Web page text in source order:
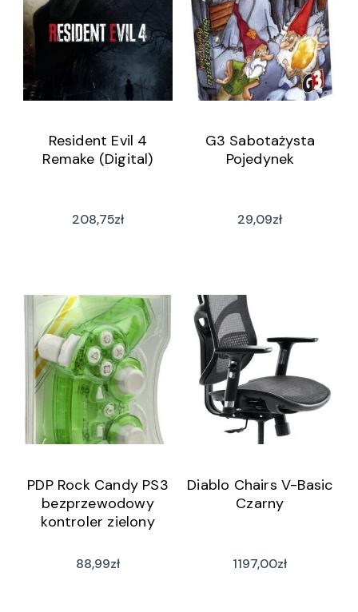
Resident Evil 4
Remake (Digital)
208,75zł
G3 Sabotażysta
Pojedynek
29,09zł
PDP Rock Candy PS3
bezprzewodowy
kontroler zielony
88,99zł
Diablo Chairs V-Basic
Czarny
1197,00zł